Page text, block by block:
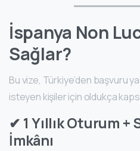
İspanya Non
Sağlar?
Bu vize, Türkiye’den başvuru
isteyen kişiler için oldukça
✔ 1 Yıllık Oturum +
İmkânı